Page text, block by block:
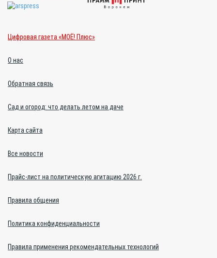
Цифровая газета «МОЁ! Плюс»
О нас
Обратная связь
Сад и огород: что делать летом на даче
Карта сайта
Все новости
Прайс-лист на политическую агитацию 2026 г.
Правила общения
Политика конфиденциальности
Правила применения рекомендательных технологий